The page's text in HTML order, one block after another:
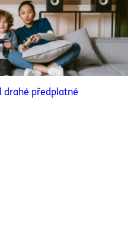
drahé předplatné